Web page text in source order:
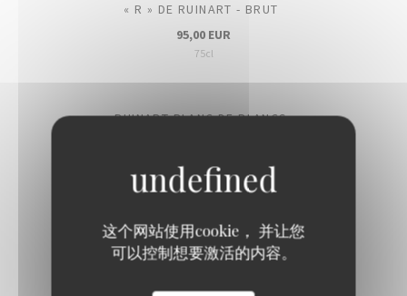
这个网站使用cookie， 并让您
可以控制想要激活的内容。
« R » DE RUINART - BRUT
95,00 EUR
75cl
RUINART BLANC DE BLANCS
CHAMPAGNE BILLECART-SALMON - BRUT ROSÉ
110,00 EUR